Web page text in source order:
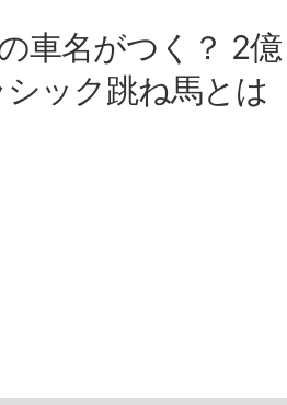
車名がつく？ 2億
ック跳ね馬とは